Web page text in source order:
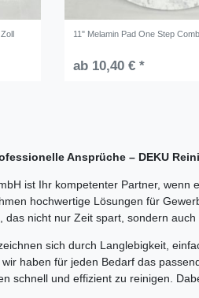
11" Melamin Pad One Step
ab 10,40 € *
Ansprüche – DEKU
ist Ihr kompetenter Partner,
hochwertige Lösungen für
das nicht nur Zeit spart, sondern
sich durch Langlebigkeit,
haben für jeden Bedarf das
schnell und effizient zu reinigen.